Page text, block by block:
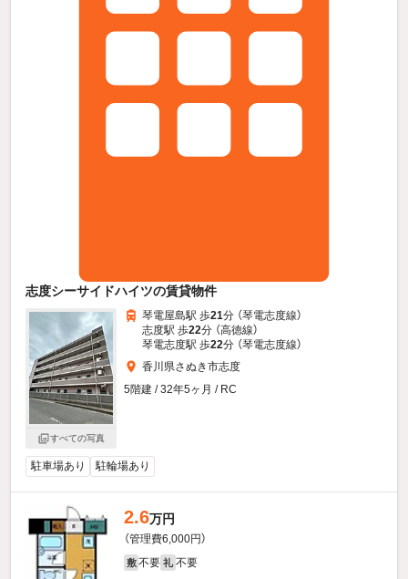
志度シーサイドハイツの賃貸物件
すべての写真
琴電屋島駅 歩21分 （琴電志度線）
志度駅 歩22分 （高徳線）
琴電志度駅 歩22分 （琴電志度線）
香川県さぬき市志度
5階建 / 32年5ヶ月 / RC
駐車場あり 駐輪場あり
2.6万円
（管理費6,000円）
敷 不要 礼 不要